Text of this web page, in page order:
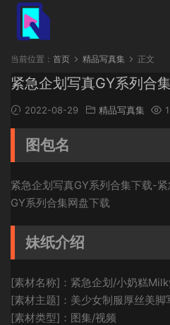
当前位置： 首页 精品写真集 正文
紧急企划写真GY系列合
2022-08-29 精品写真集
图包名
紧急企划写真GY系列合集下载-
GY系列合集网盘下载
妹纸介绍
[素材名称]：紧急企划/小奶糕
[素材主题]：美少女制服厚丝美脚
[素材类型]：图集/视频